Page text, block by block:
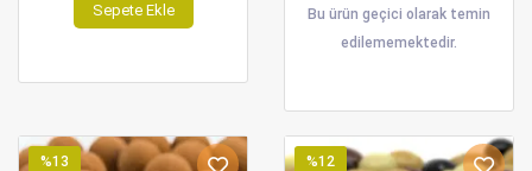
Sepete Ekle
Bu ürün geçici olarak temin
edilememektedir.
%13 %12